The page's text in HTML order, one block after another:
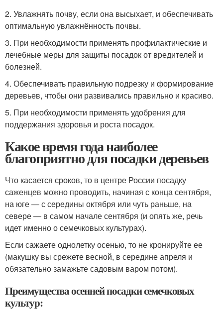
2. Увлажнять почву, если она высыхает, и обеспечивать
оптимальную увлажнённость почвы.
3. При необходимости применять профилактические и
лечебные меры для защиты посадок от вредителей и
болезней.
4. Обеспечивать правильную подрезку и формирование
деревьев, чтобы они развивались правильно и красиво.
5. При необходимости применять удобрения для
поддержания здоровья и роста посадок.
Какое время года наиболее
благоприятно для посадки деревьев
Что касается сроков, то в центре России посадку
саженцев можно проводить, начиная с конца сентября,
на юге — с середины октября или чуть раньше, на
севере — в самом начале сентября (и опять же, речь
идет именно о семечковых культурах).
Если сажаете однолетку осенью, то не кронируйте ее
(макушку вы срежете весной, в середине апреля и
обязательно замажьте садовым варом потом).
Преимущества осенней посадки семечковых
культур: